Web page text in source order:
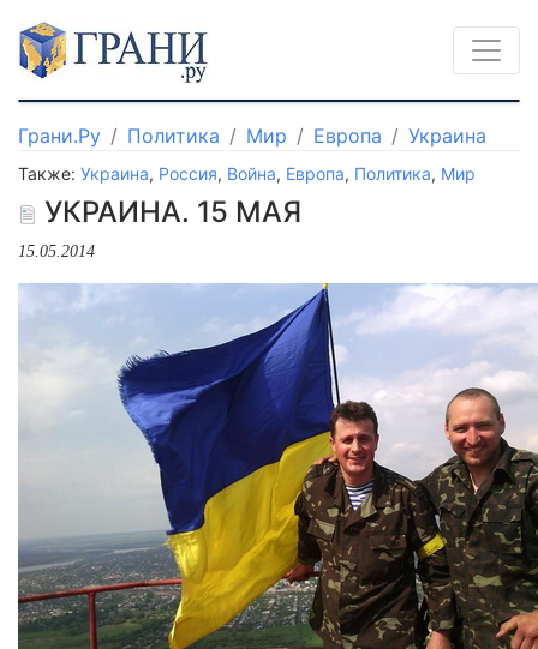
Грани.Ру Политика Мир Европа Украина
Также: Украина, Россия, Война, Европа, Политика, Мир
УКРАИНА. 15 МАЯ
15.05.2014